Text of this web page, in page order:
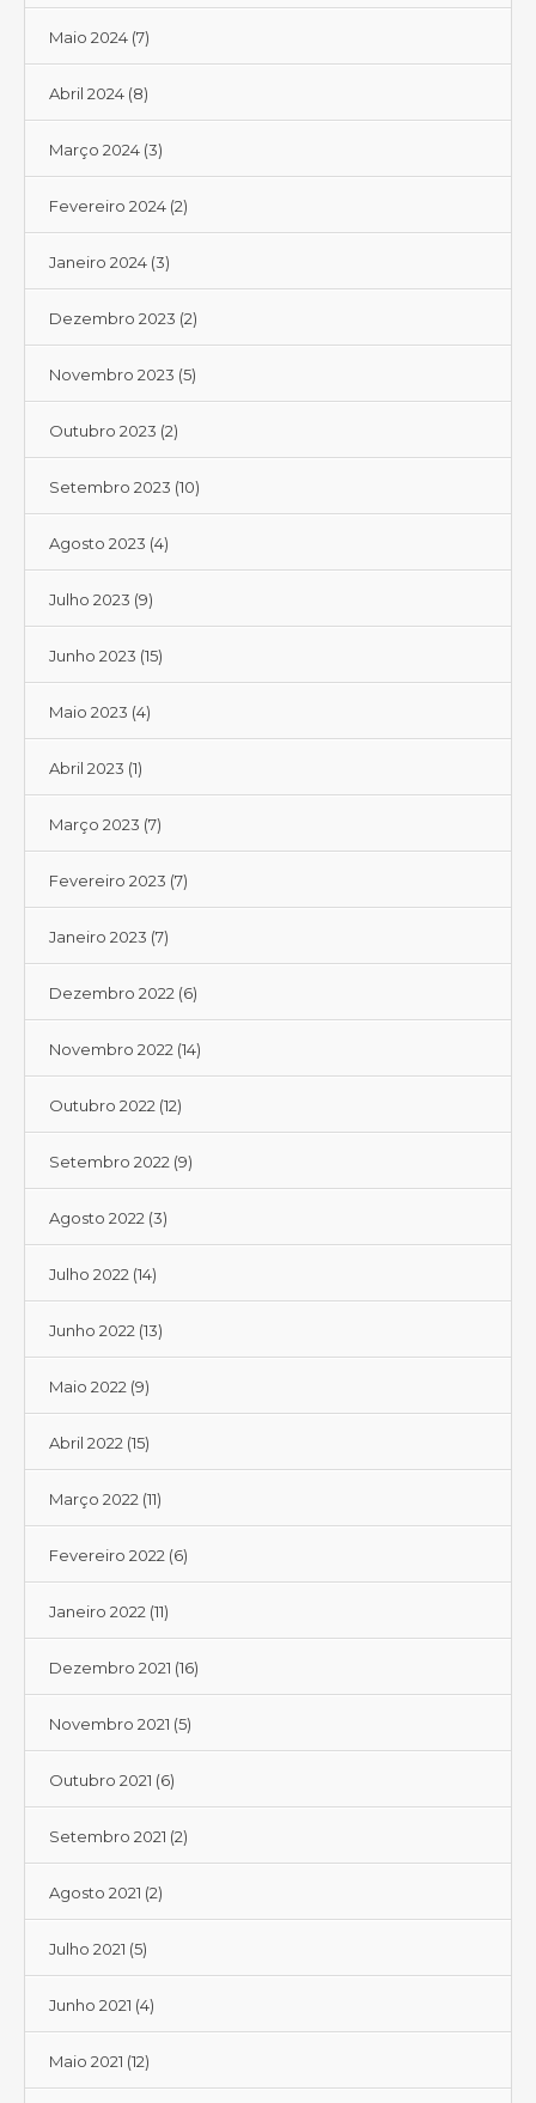
Maio 2024 (7)
Abril 2024 (8)
Março 2024 (3)
Fevereiro 2024 (2)
Janeiro 2024 (3)
Dezembro 2023 (2)
Novembro 2023 (5)
Outubro 2023 (2)
Setembro 2023 (10)
Agosto 2023 (4)
Julho 2023 (9)
Junho 2023 (15)
Maio 2023 (4)
Abril 2023 (1)
Março 2023 (7)
Fevereiro 2023 (7)
Janeiro 2023 (7)
Dezembro 2022 (6)
Novembro 2022 (14)
Outubro 2022 (12)
Setembro 2022 (9)
Agosto 2022 (3)
Julho 2022 (14)
Junho 2022 (13)
Maio 2022 (9)
Abril 2022 (15)
Março 2022 (11)
Fevereiro 2022 (6)
Janeiro 2022 (11)
Dezembro 2021 (16)
Novembro 2021 (5)
Outubro 2021 (6)
Setembro 2021 (2)
Agosto 2021 (2)
Julho 2021 (5)
Junho 2021 (4)
Maio 2021 (12)